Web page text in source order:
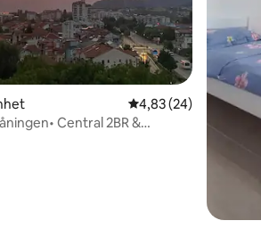
4,83 av 5 i
4,83 (24)
Central 2BR &